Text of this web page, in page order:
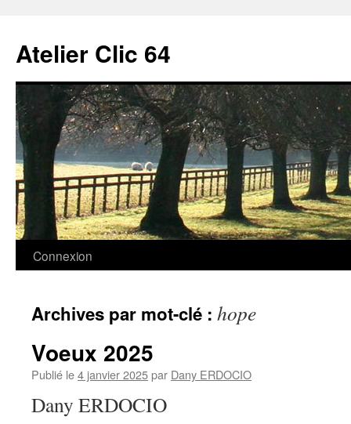
contenu
Atelier Clic 64
Connexion
Archives par mot-clé : hope
Voeux 2025
Publié le4 janvier 2025par Dany ERDOCIO
Dany ERDOCIO